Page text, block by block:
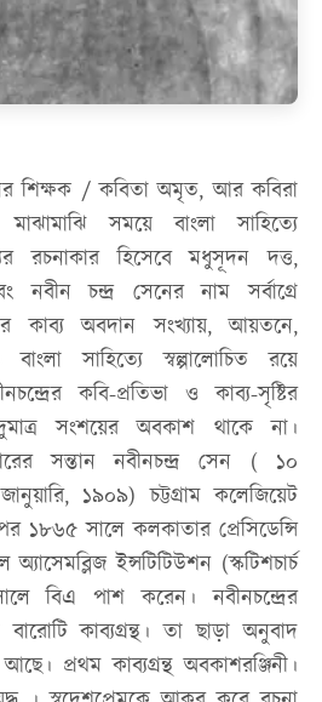
শিক্ষক / কবিতা অমৃত, আর কবিরা
সময়ে বাংলা সাহিত্যে
রচনাকার হিসেবে মধুসূদন দত্ত,
নবীন চন্দ্র সেনের নাম সর্বাগ্রে
কাব্য অবদান সংখ্যায়, আয়তনে,
সাহিত্যে স্বল্পালোচিত রয়ে
কবি-প্রতিভা ও কাব্য-সৃষ্টির
সংশয়ের অবকাশ থাকে না।
সন্তান নবীনচন্দ্র সেন ( ১০
১৯০৯) চট্টগ্রাম কলেজিয়েট
১৮৬৫ সালে কলকাতার প্রেসিডেন্সি
ইন্সটিটিউশন (স্কটিশচার্চ
বিএ পাশ করেন। নবীনচন্দ্রের
বারোটি কাব্যগ্রন্থ। তা ছাড়া অনুবাদ
প্রথম কাব্যগ্রন্থ অবকাশরঞ্জিনী।